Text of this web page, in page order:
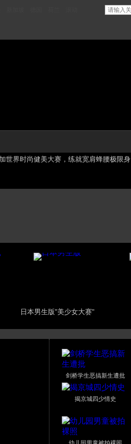
世界时尚健美大赛，练就宽肩蜂腰极限身
日本男生版"美少女大赛"
剑桥学生恶搞新生遭批
揭京城四少情史